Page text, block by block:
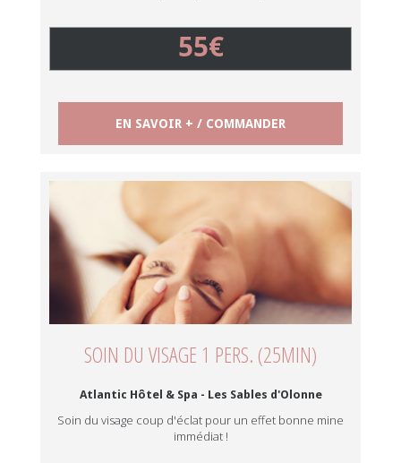
55€
EN SAVOIR + / COMMANDER
SOIN DU VISAGE 1 PERS. (25MIN)
Atlantic Hôtel & Spa - Les Sables d'Olonne
Soin du visage coup d'éclat pour un effet bonne mine
immédiat !